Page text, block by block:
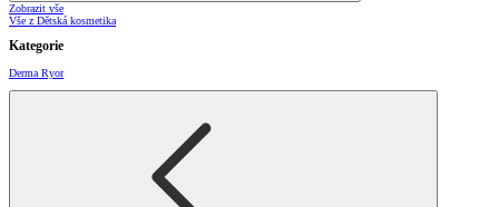
Zobrazit vše
Vše z Dětská kosmetika
Kategorie
Derma Ryor